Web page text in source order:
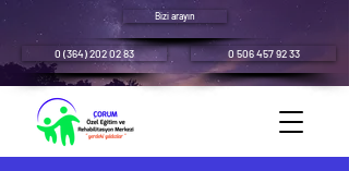
Bizi arayın
0 (364) 202 02 83 0 506 457 92 33